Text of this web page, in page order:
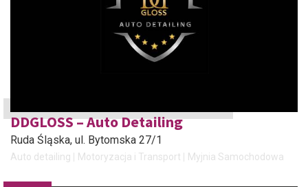
DDGLOSS – Auto Detailing
Ruda Śląska, ul. Bytomska 27/1
Auto detailing Motoryzacja i Transport Myjnia Samochodowa